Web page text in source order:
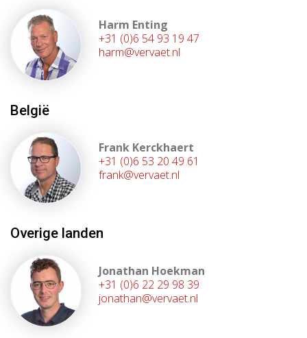
Harm Enting
+31 (0)6 54 93 19 47
harm@vervaet.nl
België
Frank Kerckhaert
+31 (0)6 53 20 49 61
frank@vervaet.nl
Overige landen
Jonathan Hoekman
+31 (0)6 22 29 98 39
jonathan@vervaet.nl